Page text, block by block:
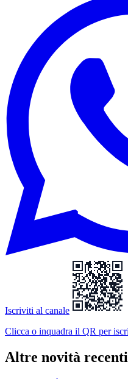
Iscriviti al canale
Clicca o inquadra il QR per
Altre novità recenti